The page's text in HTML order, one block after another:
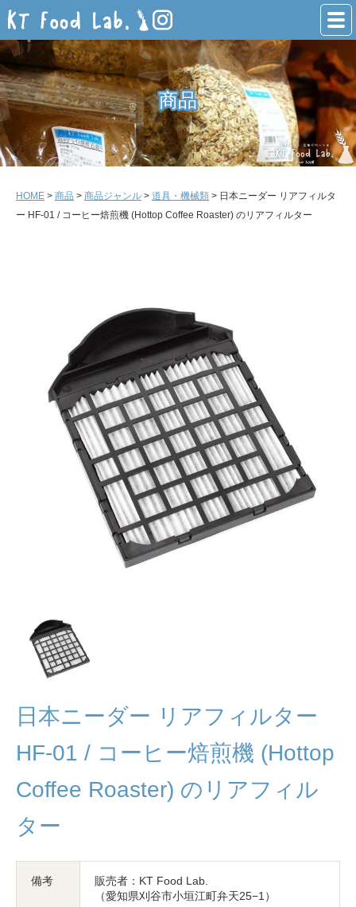
商品
商品
HOME > 商品 > 商品ジャンル > 道具・機械類 > 日本ニーダー リアフィルタ
ー HF-01 / コーヒー焙煎機 (Hottop Coffee Roaster) のリアフィルター
日本ニーダー リアフィルター
HF-01 / コーヒー焙煎機 (Hottop
Coffee Roaster) のリアフィル
ター
備考
販売者：KT Food Lab.
（愛知県刈谷市小垣江町弁天25−1）